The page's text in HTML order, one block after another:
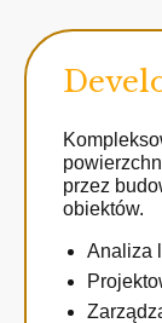
przez
obiektów.
Analiza